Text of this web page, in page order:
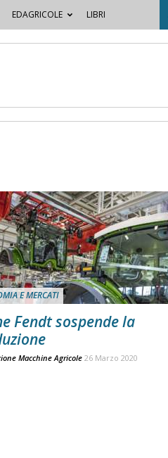
EDAGRICOLE LIBRI
E MERCATI
Fendt sospende la
Macchine Agricole26 Marzo 2020